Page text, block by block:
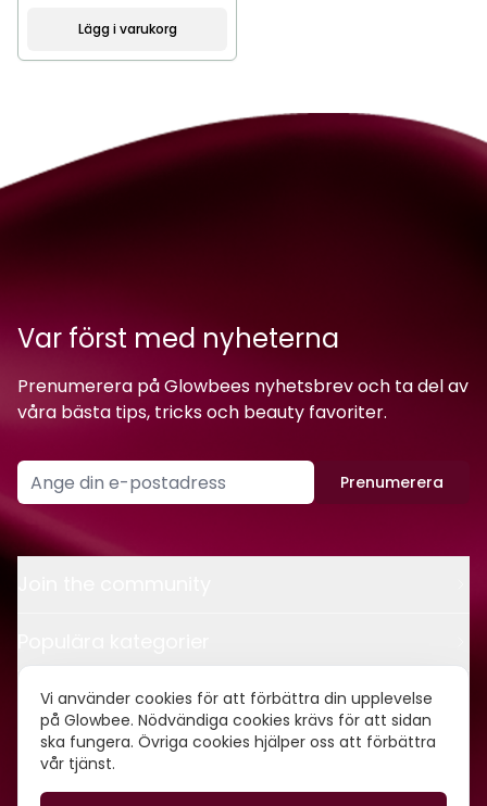
Vi använder cookies för att förbättra din upplevelse
på Glowbee. Nödvändiga cookies krävs för att sidan
ska fungera. Övriga cookies hjälper oss att förbättra
vår tjänst.
Lägg i varukorg
Var först med nyheterna
Prenumerera på Glowbees nyhetsbrev och ta del av
våra bästa tips, tricks och beauty favoriter.
Prenumerera
Kontakt
Om oss